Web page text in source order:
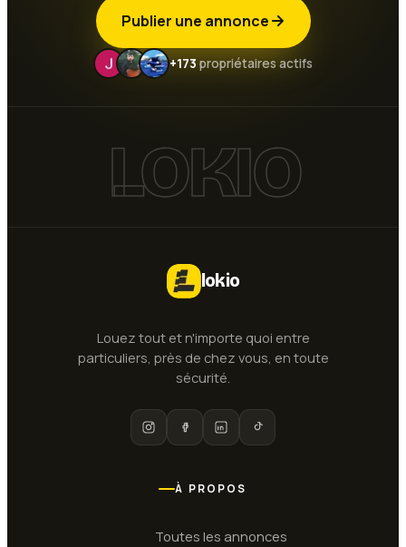
Publier une annonce
+173 propriétaires actifs
LOKIO
lokio
Louez tout et n'importe quoi entre
particuliers, près de chez vous, en toute
sécurité.
À PROPOS
Toutes les annonces